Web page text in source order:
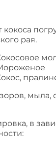
рая.
мыла,
в